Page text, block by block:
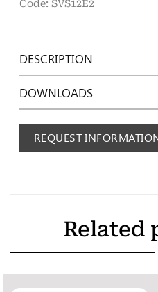
Code: SVS12E2
DESCRIPTION
DOWNLOADS
REQUEST
Related